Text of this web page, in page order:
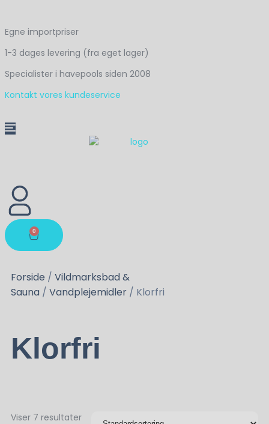
Egne importpriser
1-3 dages levering (fra eget lager)
Specialister i havepools siden 2008
Kontakt vores kundeservice
0
Forside / Vildmarksbad &
Sauna / Vandplejemidler / Klorfri
Klorfri
Viser 7 resultater